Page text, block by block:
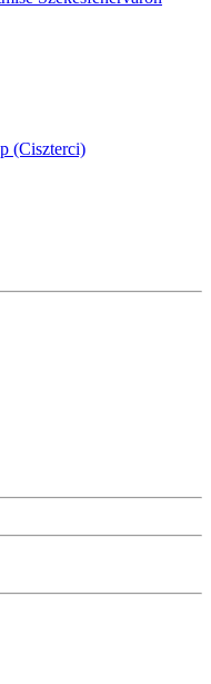
(Ciszterci)